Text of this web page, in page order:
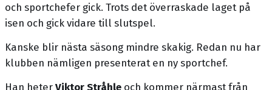
och sportchefer gick. Trots det överraskade laget på
isen och gick vidare till slutspel.
Kanske blir nästa säsong mindre skakig. Redan nu har
klubben nämligen presenterat en ny sportchef.
Han heter Viktor Stråhle och kommer närmast från